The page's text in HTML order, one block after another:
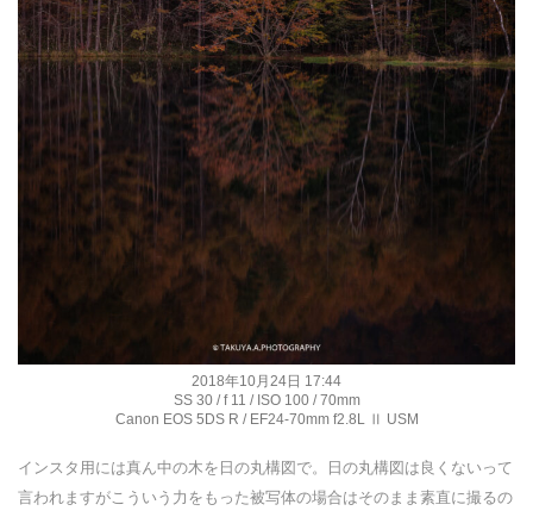
2018年10月24日 17:44
SS 30 / f 11 / ISO 100 / 70mm
Canon EOS 5DS R / EF24-70mm f2.8L Ⅱ USM
インスタ用には真ん中の木を日の丸構図で。日の丸構図は良くないって
言われますがこういう力をもった被写体の場合はそのまま素直に撮るの